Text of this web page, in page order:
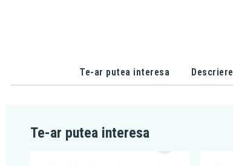
Te-ar putea interesa Descriere
Te-ar putea interesa